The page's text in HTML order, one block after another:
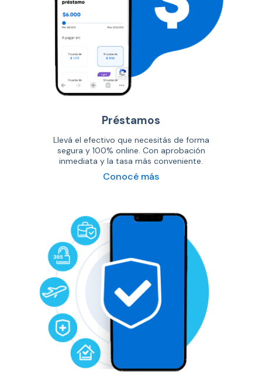
Préstamos
Llevá el efectivo que necesitás de forma
segura y 100% online. Con aprobación
inmediata y la tasa más conveniente.
Conocé más